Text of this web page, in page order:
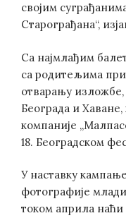
својим
Старограђана“,
Са најмлађим
са родитељима
отварању
Београда и
компаније
18. Београдском
У наставку
фотографије
током априла